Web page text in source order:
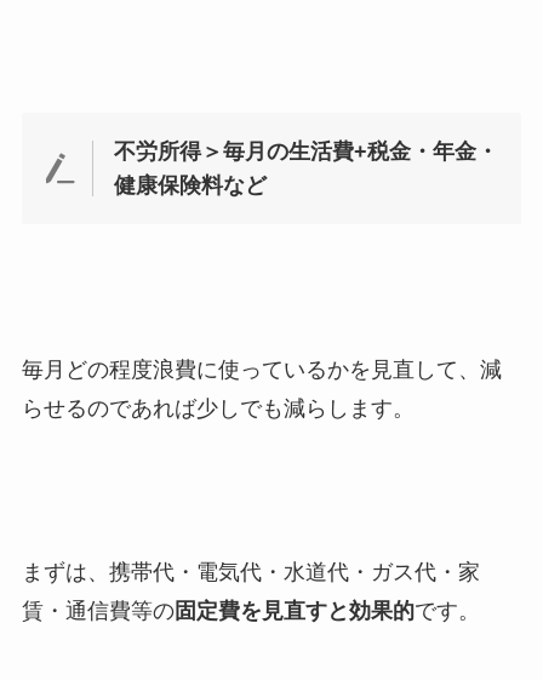
不労所得＞毎月の生活費+税金・年金・
健康保険料など
毎月どの程度浪費に使っているかを見直して、減
らせるのであれば少しでも減らします。
まずは、携帯代・電気代・水道代・ガス代・家
賃・通信費等の固定費を見直すと効果的です。